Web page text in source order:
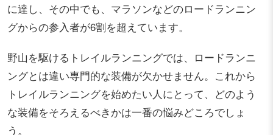
に達し、その中でも、マラソンなどのロードランニン
グからの参入者が6割を超えています。
野山を駆けるトレイルランニングでは、ロードランニ
ングとは違い専門的な装備が欠かせません。これから
トレイルランニングを始めたい人にとって、どのよう
な装備をそろえるべきかは一番の悩みどころでしょ
う。